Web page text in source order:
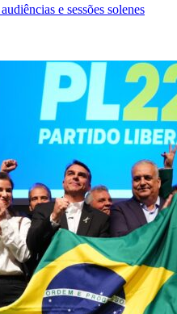
e sessões solenes